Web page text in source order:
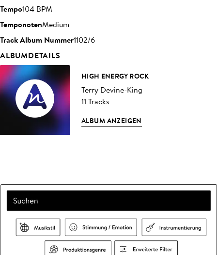
Tempo104 BPM
TemponotenMedium
Track Album Nummer1102/6
ALBUMDETAILS
HIGH ENERGY ROCK
Terry Devine-King
11 Tracks
ALBUM ANZEIGEN